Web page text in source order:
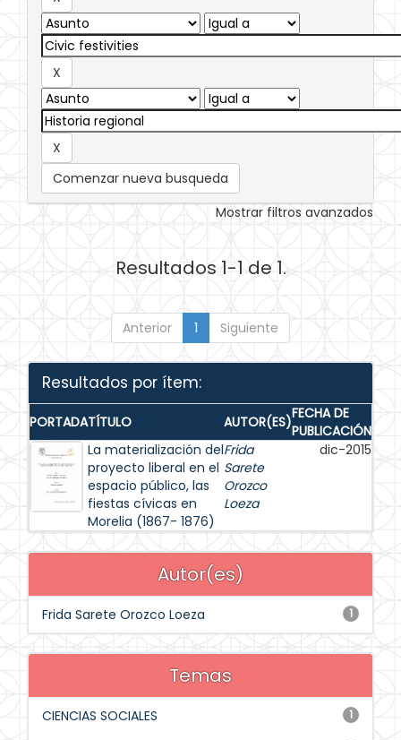
Comenzar nueva busqueda
Mostrar filtros avanzados
Resultados 1-1 de 1.
Anterior 1 Siguiente
Resultados por ítem:
PORTADATÍTULO AUTOR(ES)FECHA DE
PUBLICACIÓN
La materialización del
proyecto liberal en el
espacio público, las
fiestas cívicas en
Morelia (1867- 1876)
Frida
Sarete
Orozco
Loeza
dic-2015
Autor(es)
1
Frida Sarete Orozco Loeza
Temas
1
CIENCIAS SOCIALES